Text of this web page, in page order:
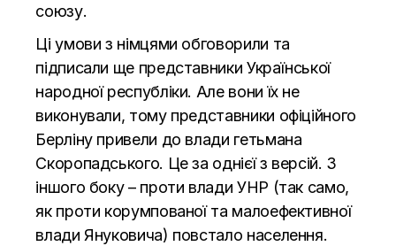
союзу.
Ці умови з німцями обговорили та
підписали ще представники Української
народної республіки. Але вони їх не
виконували, тому представники офіційного
Берліну привели до влади гетьмана
Скоропадського. Це за однієї з версій. З
іншого боку – проти влади УНР (так само,
як проти корумпованої та малоефективної
влади Януковича) повстало населення.